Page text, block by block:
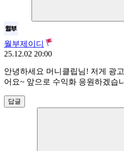
월부제이디
25.12.02 20:00
안녕하세요 머니클립님! 저게 광
어요~ 앞으로 수익화 응원하겠습
답글